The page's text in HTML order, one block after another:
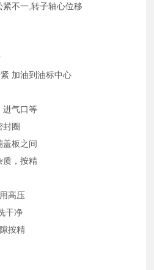
不一,转子轴心位移
加油到油标中心
进气口等
封圈
盖板之间
质，按精
高压
干净
按精